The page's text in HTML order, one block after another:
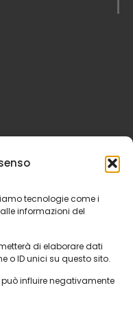
tecnologie come i
informazioni del
di elaborare dati
o ID unici su questo sito.
influire negativamente